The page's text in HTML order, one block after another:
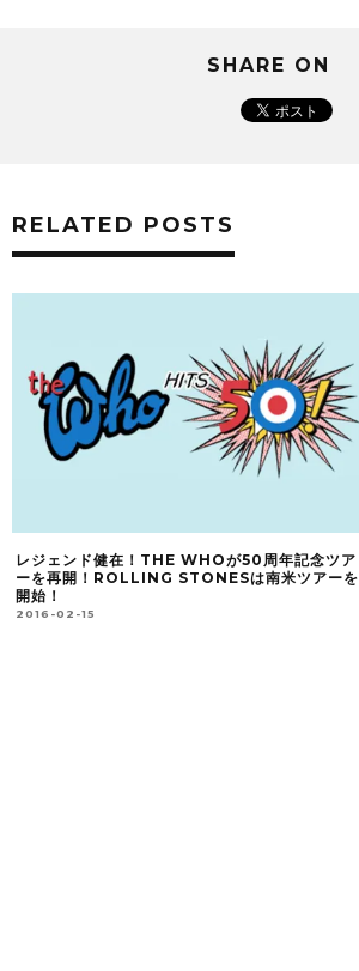
SHARE ON
RELATED POSTS
レジェンド健在！THE WHOが50周年記念ツア
ーを再開！ROLLING STONESは南米ツアーを
開始！
2016-02-15